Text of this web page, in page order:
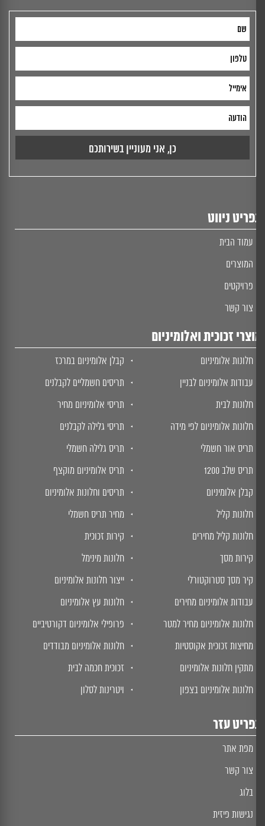
ניווט
עמוד הבית
המוצרים
פרויקטים
צור קשר
זכוכית ואלומיניום
חלונות אלומיניום
עבודות אלומיניום לבניין
חלונות לבית
חלונות אלומיניום לפי מידה
תריס אור חשמלי
תריס שלב 1200
קבלן אלומיניום
חלונות קליל
חלונות קליל מחירים
קירות מסך
קיר מסך סטרוקטורלי
עבודות אלומיניום מחירים
חלונות אלומיניום מחיר למטר
מחיצות זכוכית אקוסטיות
מתקין חלונות אלומיניום
חלונות אלומיניום בצפון
קבלן אלומיניום במרכז
תריסים חשמליים לקבלנים
תריסי אלומיניום מחיר
תריסי גלילה לקבלנים
תריס גלילה חשמלי
תריס אלומיניום מוקצף
תריסים וחלונות אלומיניום
מחיר תריס חשמלי
קירות זכוכית
חלונות מינימל
ייצור חלונות אלומיניום
חלונות עץ אלומיניום
פרופילי אלומיניום דקורטיביים
חלונות אלומיניום מבודדים
זכוכית חכמה לבית
ויטרינות לסלון
עזר
מפת אתר
צור קשר
בלוג
נגישות פיזית